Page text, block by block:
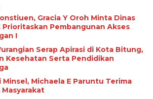
Gracia Y Oroh Minta Dinas
Pembangunan Akses
I
Serap Apirasi di Kota Bitung,
Serta Pendidikan
Minsel, Michaela E Paruntu Terima